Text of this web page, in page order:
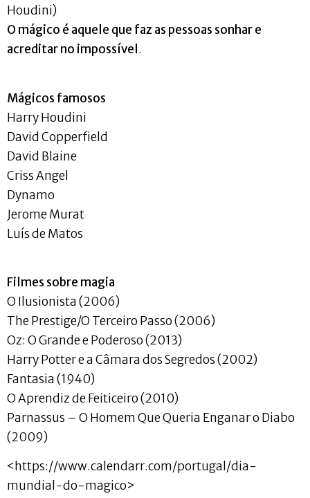
Houdini)
O mágico é aquele que faz as pessoas sonhar e
acreditar no impossível .
Mágicos famosos
Harry Houdini
David Copperfield
David Blaine
Criss Angel
Dynamo
Jerome Murat
Luís de Matos
Filmes sobre magia
O Ilusionista (2006)
The Prestige/O Terceiro Passo (2006)
Oz: O Grande e Poderoso (2013)
Harry Potter e a Câmara dos Segredos (2002)
Fantasia (1940)
O Aprendiz de Feiticeiro (2010)
Parnassus – O Homem Que Queria Enganar o Diabo
(2009)
<https://www.calendarr.com/portugal/dia-
mundial-do-magico>